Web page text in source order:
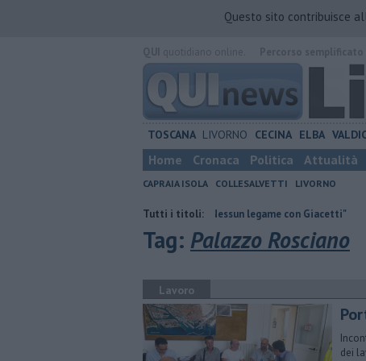
Questo sito contribuisce
TOSCANA LIVORNO CECINA ELBA
Home Cronaca Politica Attualità
CAPRAIA ISOLA COLLESALVETTI LIVORNO
Tutti i titoli:
Retiambiente, M5S: "Nessun legame con Giacetti" Quattro chili
Tag: Palazzo Rosciano
Lavoro
dei